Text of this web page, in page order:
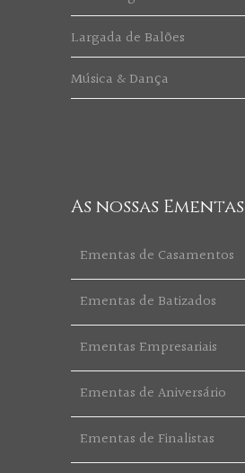
Largada de Balões
Música & Dança
As nossas Ementas
Ementas de Casamentos
Ementas de Batizados
Ementas Empresariais
Ementas de Aniversário
Ementas de Finalistas